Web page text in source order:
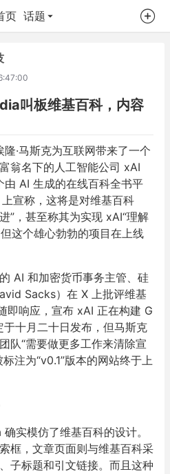
页 话题
叫板维基百科，内容
·马斯克为互联网带来了一个
翁名下的人工智能公司 xAI
AI 生成的在线百科全书平
宣称，这将是对维基百科
”，甚至称其为实现 xAI“理解
这个雄心勃勃的项目在上线
AI 和加密货币事务主管、硅
Sacks）在 X 上批评维基
即响应，宣布 xAI 正在构建 G
十月二十日发布，但马斯克
队“需要做更多工作来清除宣
注为“v0.1”版本的网站终于上
实模仿了维基百科的设计。
框，文章页面则与维基百科采
子标题和引文链接。而且这种